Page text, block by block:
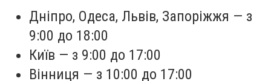
Дніпро, Одеса, Львів, Запоріжжя — з
9:00 до 18:00
Київ — з 9:00 до 17:00
Вінниця — з 10:00 до 17:00